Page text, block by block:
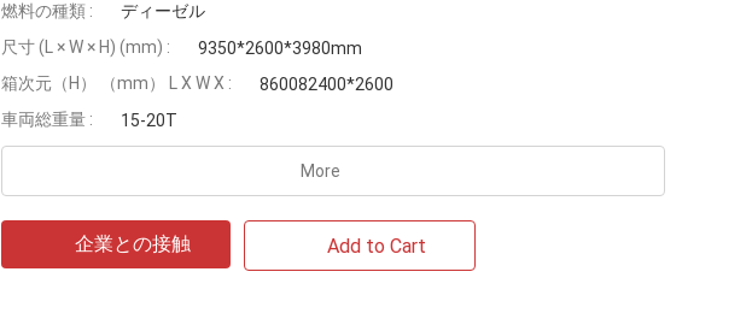
燃料の種類 :
ディーゼル
尺寸 (L × W × H) (mm) :
9350*2600*3980mm
箱次元（H） （mm） L X W X :
860082400*2600
車両総重量 :
15-20T
More
企業との接触 Add to Cart